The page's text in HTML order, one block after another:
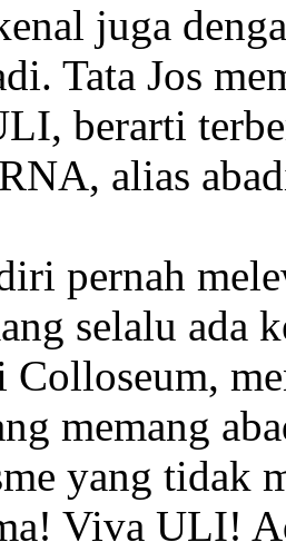
juga
Tata Jos
berarti
alias
pernah
selalu ada
Colloseum,
memang
yang tidak
Viva ULI!